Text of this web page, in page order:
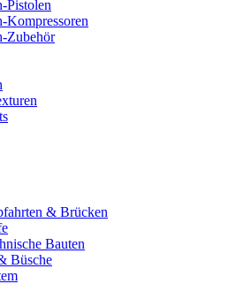
Pistolen
Kompressoren
Zubehör
& Brücken
Bauten
Büsche